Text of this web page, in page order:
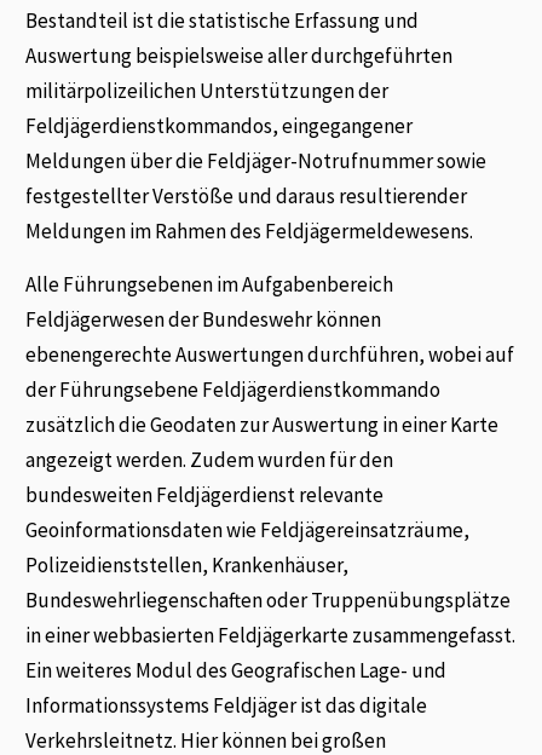
Bestandteil ist die statistische Erfassung und
Auswertung beispielsweise aller durchgeführten
militärpolizeilichen Unterstützungen der
Feldjägerdienstkommandos, eingegangener
Meldungen über die Feldjäger-Notrufnummer sowie
festgestellter Verstöße und daraus resultierender
Meldungen im Rahmen des Feldjägermeldewesens.
Alle Führungsebenen im Aufgabenbereich
Feldjägerwesen der Bundeswehr können
ebenengerechte Auswertungen durchführen, wobei auf
der Führungsebene Feldjägerdienstkommando
zusätzlich die Geodaten zur Auswertung in einer Karte
angezeigt werden. Zudem wurden für den
bundesweiten Feldjägerdienst relevante
Geoinformationsdaten wie Feldjägereinsatzräume,
Polizeidienststellen, Krankenhäuser,
Bundeswehrliegenschaften oder Truppenübungsplätze
in einer webbasierten Feldjägerkarte zusammengefasst.
Ein weiteres Modul des Geografischen Lage- und
Informationssystems Feldjäger ist das digitale
Verkehrsleitnetz. Hier können bei großen